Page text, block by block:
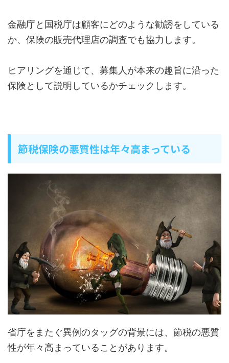
金融庁と国税庁は顧客にどのような勧誘をしている
か、保険の販売代理店の調査でも協力します。
ヒアリングを通じて、募集人が本来の趣旨に沿った
保険として説明しているかチェックします。
節税保険の悪質性は年々高まっている
省庁をまたぐ異例のタッグの背景には、節税の悪質
性が年々高まっていることがあります。